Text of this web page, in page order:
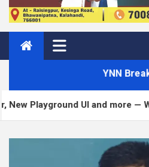
YNN
UI and more — Weekend